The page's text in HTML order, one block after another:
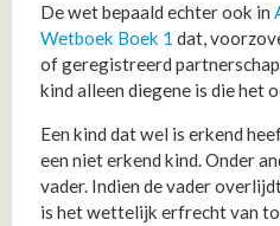
De wet bepaald echter ook in
Wetboek Boek 1 dat,
of geregistreerd
kind alleen diegene is die het
Een kind dat wel is erkend
een niet erkend kind. Onder
vader. Indien de vader
is het wettelijk erfrecht van